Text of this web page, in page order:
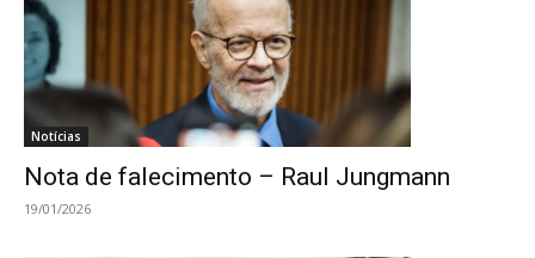
Notícias
Nota de falecimento – Raul Jungmann
19/01/2026